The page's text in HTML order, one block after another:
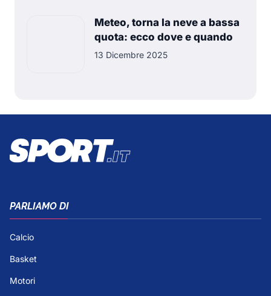
Meteo, torna la neve a bassa
quota: ecco dove e quando
13 Dicembre 2025
PARLIAMO DI
Calcio
Basket
Motori